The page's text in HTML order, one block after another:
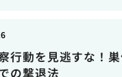
行動を見逃すな！
の撃退法